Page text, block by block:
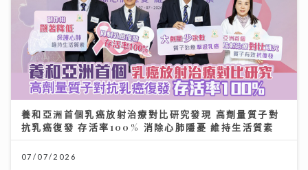
養和亞洲首個乳癌放射治療對比研究發現 高劑量質子對
抗乳癌復發 存活率100% 消除心肺隱憂 維持生活質素
07/07/2026